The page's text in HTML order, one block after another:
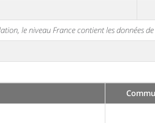
le niveau France contient les données